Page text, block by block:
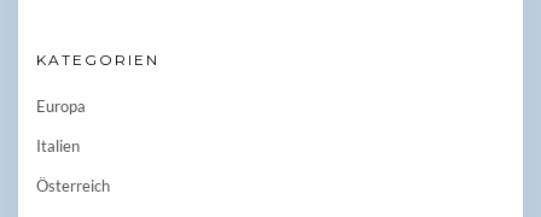
KATEGORIEN
Europa
Italien
Österreich